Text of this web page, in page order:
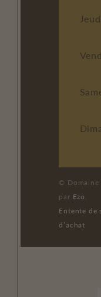
© Domaine
par Ezo.
Entente de
d’achat